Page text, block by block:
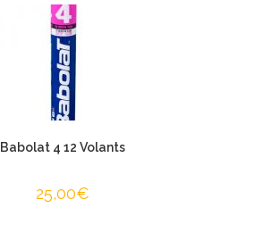
Babolat 4 12 Volants
25,00€